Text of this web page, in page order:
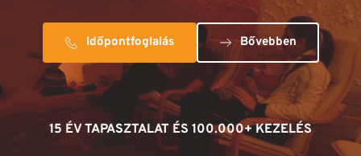
Időpontfoglalás Bővebben
15 ÉV TAPASZTALAT ÉS 100.000+ KEZELÉS